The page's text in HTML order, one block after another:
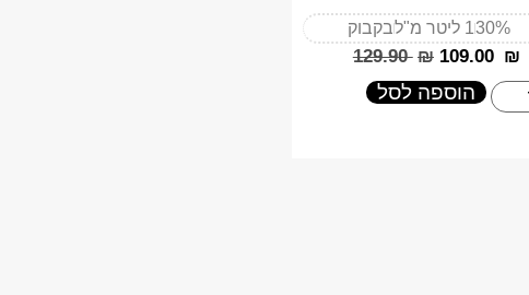
30%1 ליטר מ"ל בקבוק
‎129.90 ₪ ‎109.00 ₪
הוספה לסל